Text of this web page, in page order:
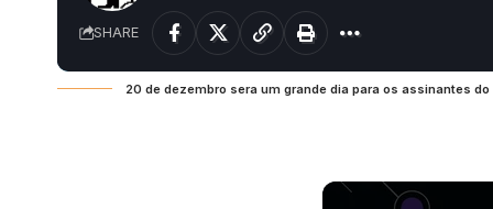
SHARE
20 de dezembro sera um grande dia para os assinantes do